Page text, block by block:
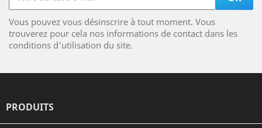
Vous pouvez vous désinscrire à tout moment. Vous
trouverez pour cela nos informations de contact dans les
conditions d'utilisation du site.
PRODUITS